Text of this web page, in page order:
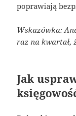
poprawiają
Wskazówka:
raz na kwartał,
Jak